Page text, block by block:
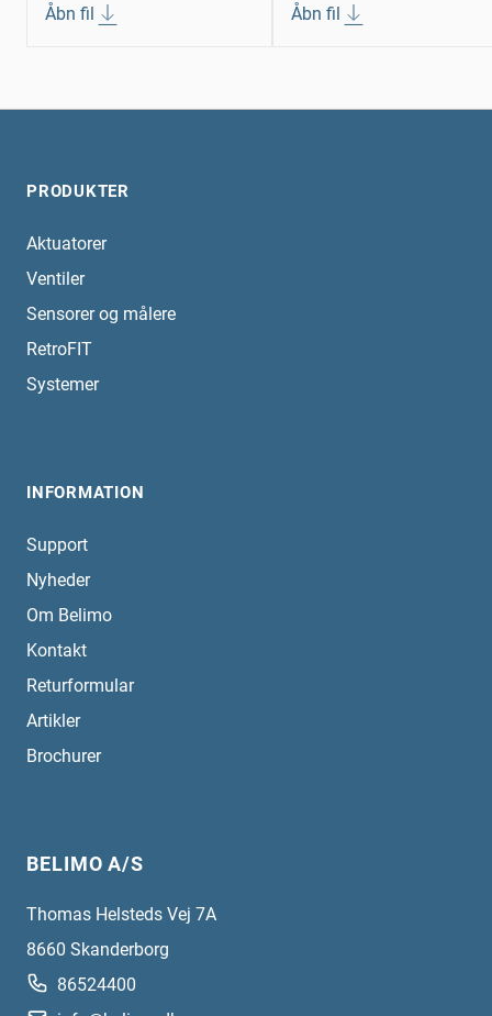
Åbn fil Åbn fil
PRODUKTER
Aktuatorer
Ventiler
Sensorer og målere
RetroFIT
Systemer
INFORMATION
Support
Nyheder
Om Belimo
Kontakt
Returformular
Artikler
Brochurer
BELIMO A/S
Thomas Helsteds Vej 7A
8660 Skanderborg
86524400